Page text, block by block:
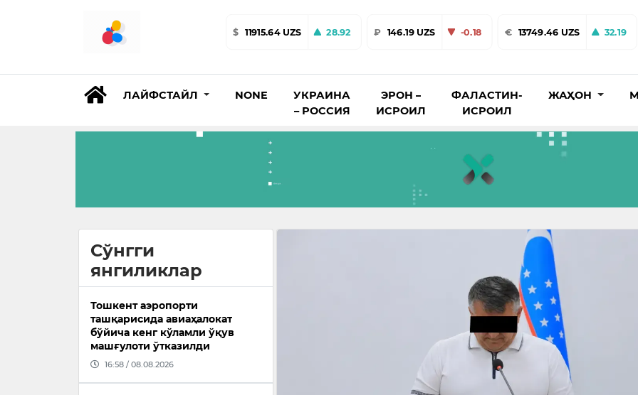
$ 11915.64 UZS 28.92 ₽ 146.19 UZS -0.18 € 13749.46 UZS 32.19
ЛАЙФСТАЙЛ NONE
УКРАИНА
– РОССИЯ
ЭРОН –
ИСРОИЛ
ФАЛАСТИН-
ИСРОИЛ
ЖАҲОН
Сўнгги
янгиликлар
Тошкент аэропорти
ташқарисида авиаҳалокат
бўйича кенг кўламли ўқув
машғулоти ўтказилди
16:58 / 08.08.2026